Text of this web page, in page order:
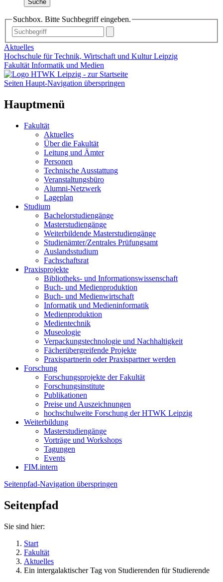
Suche
Suchbox. Bitte Suchbegriff eingeben.
Aktuelles
Hochschule für Technik, Wirtschaft und Kultur Leipzig
Fakultät Informatik und Medien
Seiten Haupt-Navigation überspringen
Hauptmenü
Fakultät
Aktuelles
Über die Fakultät
Leitung und Ämter
Personen
Technische Ausstattung
Veranstaltungsbüro
Alumni-Netzwerk
Lageplan
Studium
Bachelorstudiengänge
Masterstudiengänge
Weiterbildende Masterstudiengänge
Studienämter/Zentrales Prüfungsamt
Auslandsstudium
Fachschaftsrat
Praxisprojekte
Bibliotheks- und Informationswissenschaft
Buch- und Medienproduktion
Buch- und Medienwirtschaft
Informatik und Medieninformatik
Medienproduktion
Medientechnik
Museologie
Verpackungstechnologie und Nachhaltigkeit
Fächerübergreifende Projekte
Praxispartnerin oder Praxispartner werden
Forschung
Forschungsprojekte der Fakultät
Forschungsinstitute
Publikationen
Preise und Auszeichnungen
hochschulweite Forschung der HTWK Leipzig
Weiterbildung
Masterstudiengänge
Vorträge und Workshops
Tagungen
Events
FIM.intern
Seitenpfad-Navigation überspringen
Seitenpfad
Sie sind hier:
Start
Fakultät
Aktuelles
Ein intergalaktischer Tag von Studierenden für Studierende